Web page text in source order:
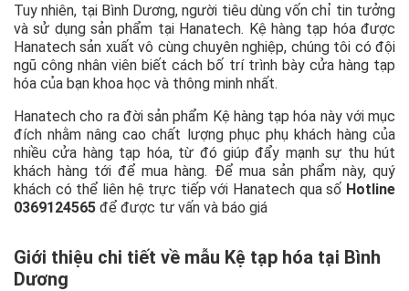
Tuy nhiên, tại Bình Dương, người tiêu dùng vốn chỉ tin tưởng
và sử dụng sản phẩm tại Hanatech. Kệ hàng tạp hóa được
Hanatech sản xuất vô cùng chuyên nghiệp, chúng tôi có đội
ngũ công nhân viên biết cách bố trí trình bày cửa hàng tạp
hóa của bạn khoa học và thông minh nhất.
Hanatech cho ra đời sản phẩm Kệ hàng tạp hóa này với mục
đích nhằm nâng cao chất lượng phục phụ khách hàng của
nhiều cửa hàng tạp hóa, từ đó giúp đẩy mạnh sự thu hút
khách hàng tới để mua hàng. Để mua sản phẩm này, quý
khách có thể liên hệ trực tiếp với Hanatech qua số Hotline
0369124565 để được tư vấn và báo giá
Giới thiệu chi tiết về mẫu Kệ tạp hóa tại Bình
Dương